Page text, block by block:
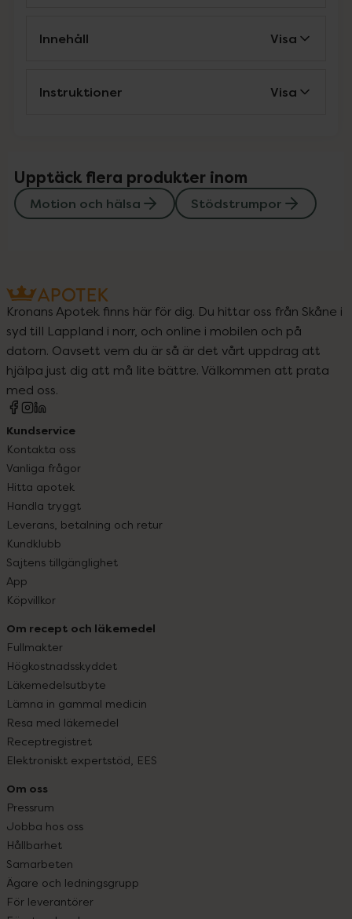
Innehåll Visa
Instruktioner Visa
Upptäck flera produkter inom
Motion och hälsa Stödstrumpor
Kronans Apotek finns här för dig. Du hittar oss från Skåne i
syd till Lappland i norr, och online i mobilen och på
datorn. Oavsett vem du är så är det vårt uppdrag att
hjälpa just dig att må lite bättre. Välkommen att prata
med oss.
Kundservice
Kontakta oss
Vanliga frågor
Hitta apotek
Handla tryggt
Leverans, betalning och retur
Kundklubb
Sajtens tillgänglighet
App
Köpvillkor
Om recept och läkemedel
Fullmakter
Högkostnadsskyddet
Läkemedelsutbyte
Lämna in gammal medicin
Resa med läkemedel
Receptregistret
Elektroniskt expertstöd, EES
Om oss
Pressrum
Jobba hos oss
Hållbarhet
Samarbeten
Ägare och ledningsgrupp
För leverantörer